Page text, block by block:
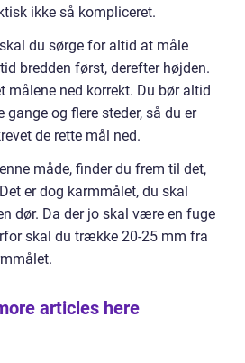
ikke så kompliceret.
du sørge for altid at måle
bredden først, derefter højden.
målene ned korrekt. Du bør altid
og flere steder, så du er
de rette mål ned.
måde, finder du frem til det,
er dog karmmålet, du skal
dør. Da der jo skal være en fuge
skal du trække 20-25 mm fra
articles here